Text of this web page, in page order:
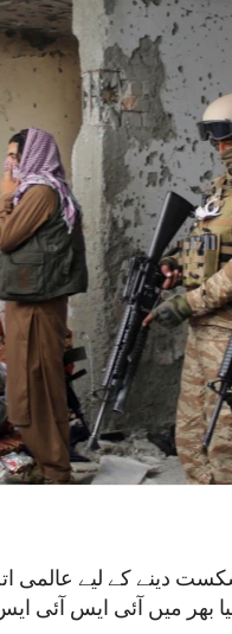
دینے کے لیے عالمی
بھر میں آئی ایس آئی